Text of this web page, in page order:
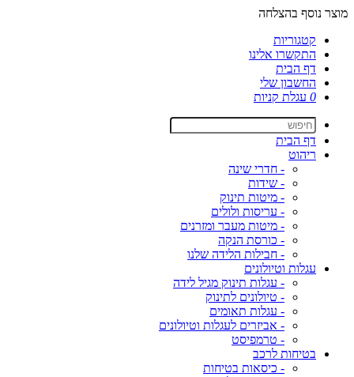
מוצר נוסף בהצלחה
קטגוריות
התקשרו אלינו
דף הבית
החשבון שלי
0 עגלת קניות
דף הבית
ריהוט
- חדרי שינה
- שידות
- מיטות תינוק
- עריסות ולולים
- מיטות מעבר ומזרנים
- כורסת הנקה
- חבילות הלידה שלנו
עגלות וטיולונים
- עגלות תינוק מגיל לידה
- טיולונים לתינוק
- עגלות תאומים
- אביזרים לעגלות וטיולונים
- טרמפיסט
בטיחות לרכב
- כיסאות בטיחות